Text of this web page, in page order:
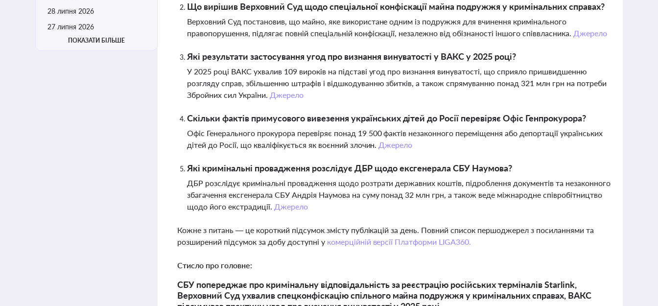
28 липня 2026
27 липня 2026
ПОКАЗАТИ БІЛЬШЕ
Що вирішив Верховний Суд щодо спеціальної конфіскації майна подружжя у кримінальних справах?
Верховний Суд постановив, що майно, яке використане одним із подружжя для вчинення кримінального
правопорушення, підлягає повній спеціальній конфіскації, незалежно від обізнаності іншого співвласника. Джерело
Які результати застосування угод про визнання винуватості у ВАКС у 2025 році?
У 2025 році ВАКС ухвалив 109 вироків на підставі угод про визнання винуватості, що сприяло пришвидшенню
розгляду справ, збільшенню штрафів і відшкодуванню збитків, а також спрямуванню понад 321 млн грн на потреби
Збройних сил України. Джерело
Скільки фактів примусового вивезення українських дітей до Росії перевіряє Офіс Генпрокурора?
Офіс Генерального прокурора перевіряє понад 19 500 фактів незаконного переміщення або депортації українських
дітей до Росії, що кваліфікується як воєнний злочин. Джерело
Які кримінальні провадження розслідує ДБР щодо ексгенерала СБУ Наумова?
ДБР розслідує кримінальні провадження щодо розтрати державних коштів, підроблення документів та незаконного
збагачення ексгенерала СБУ Андрія Наумова на суму понад 32 млн грн, а також веде міжнародне співробітництво
щодо його екстрадиції. Джерело
Кожне з питань — це короткий підсумок змісту публікацій за день. Повний список першоджерел з посиланнями та
розширений підсумок за добу доступні у комерційній версії Платформи LIGA360.
Стисло про головне:
СБУ попереджає про кримінальну відповідальність за реєстрацію російських терміналів Starlink,
Верховний Суд ухвалив спецконфіскацію спільного майна подружжя у кримінальних справах, ВАКС